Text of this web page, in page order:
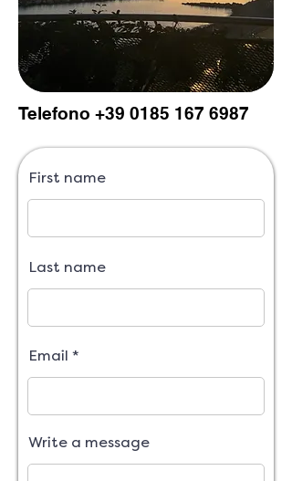
Telefono +39 0185 167 6987
First name
Last name
Email
Write a message